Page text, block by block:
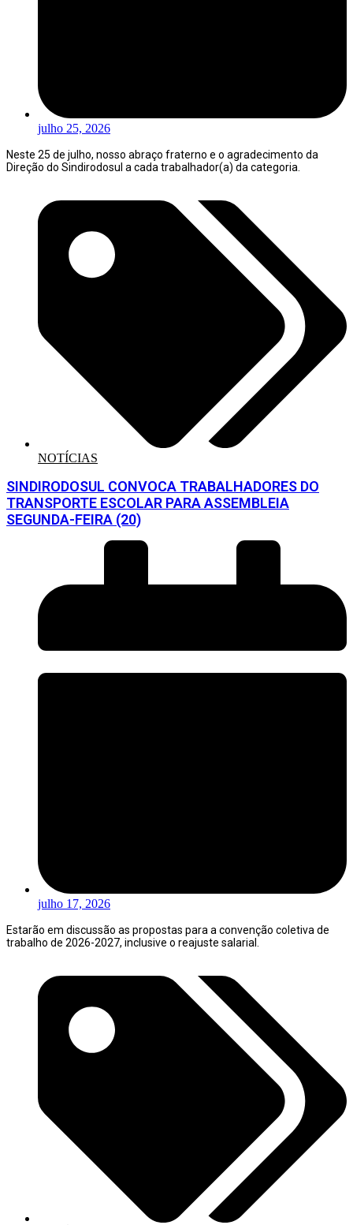
julho 25, 2026
Neste 25 de julho, nosso abraço fraterno e o agradecimento da
Direção do Sindirodosul a cada trabalhador(a) da categoria.
NOTÍCIAS
SINDIRODOSUL CONVOCA TRABALHADORES DO
TRANSPORTE ESCOLAR PARA ASSEMBLEIA
SEGUNDA-FEIRA (20)
julho 17, 2026
Estarão em discussão as propostas para a convenção coletiva de
trabalho de 2026-2027, inclusive o reajuste salarial.